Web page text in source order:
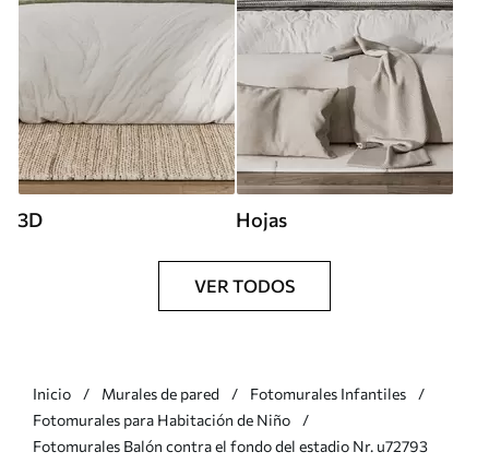
3D Hojas
VER TODOS
Inicio Murales de pared
Fotomurales Infantiles
Fotomurales para Habitación de Niño
Fotomurales Balón contra el fondo del estadio Nr. u72793